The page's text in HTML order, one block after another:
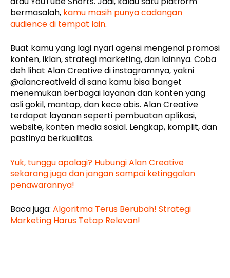
bermasalah, kamu masih punya cadangan
audience di tempat lain.
Buat kamu yang lagi nyari agensi mengenai promosi
konten, iklan, strategi marketing, dan lainnya. Coba
deh lihat Alan Creative di instagramnya, yakni
@alancreativeid di sana kamu bisa banget
menemukan berbagai layanan dan konten yang
asli gokil, mantap, dan kece abis. Alan Creative
terdapat layanan seperti pembuatan aplikasi,
website, konten media sosial. Lengkap, komplit, dan
pastinya berkualitas.
Yuk, tunggu apalagi? Hubungi Alan Creative
sekarang juga dan jangan sampai ketinggalan
penawarannya!
Baca juga: Algoritma Terus Berubah! Strategi
Marketing Harus Tetap Relevan!